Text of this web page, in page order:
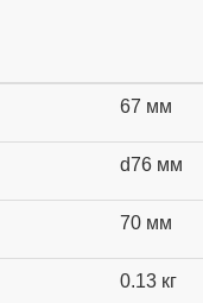
67 мм
d76 мм
70 мм
0.13 кг